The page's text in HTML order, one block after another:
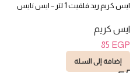
ايس كريم ريد فلفيت 1 لتر – ايس نايس
ايس كريم
85 EGP
إضافة إلى السلة